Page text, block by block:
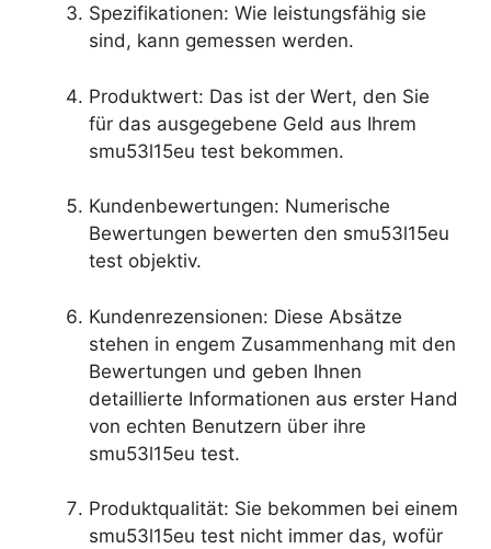
Spezifikationen: Wie leistungsfähig sie
sind, kann gemessen werden.
Produktwert: Das ist der Wert, den Sie
für das ausgegebene Geld aus Ihrem
smu53l15eu test bekommen.
Kundenbewertungen: Numerische
Bewertungen bewerten den smu53l15eu
test objektiv.
Kundenrezensionen: Diese Absätze
stehen in engem Zusammenhang mit den
Bewertungen und geben Ihnen
detaillierte Informationen aus erster Hand
von echten Benutzern über ihre
smu53l15eu test.
Produktqualität: Sie bekommen bei einem
smu53l15eu test nicht immer das, wofür